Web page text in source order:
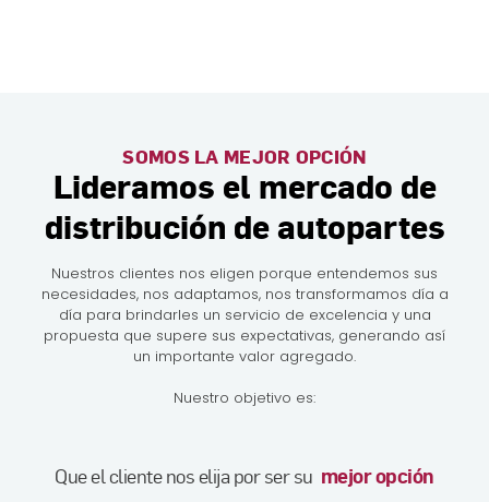
SOMOS LA MEJOR OPCIÓN
Lideramos el mercado de
distribución de autopartes
Nuestros clientes nos eligen porque entendemos sus
necesidades, nos adaptamos, nos transformamos día a
día para brindarles un servicio de excelencia y una
propuesta que supere sus expectativas, generando así
un importante valor agregado.
Nuestro objetivo es:
Que el cliente nos elija por ser su mejor opción